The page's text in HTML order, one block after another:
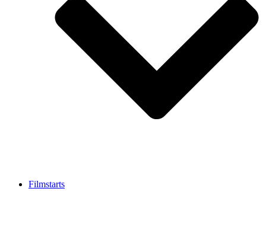
Filmstarts